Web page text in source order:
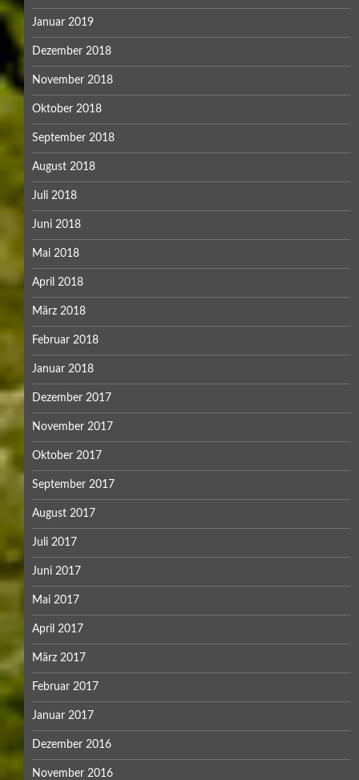
Januar 2019
Dezember 2018
November 2018
Oktober 2018
September 2018
August 2018
Juli 2018
Juni 2018
Mai 2018
April 2018
März 2018
Februar 2018
Januar 2018
Dezember 2017
November 2017
Oktober 2017
September 2017
August 2017
Juli 2017
Juni 2017
Mai 2017
April 2017
März 2017
Februar 2017
Januar 2017
Dezember 2016
November 2016